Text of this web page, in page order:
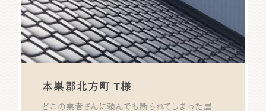
本巣郡北方町 T様
どこの業者さんに頼んでも断られてしまった屋